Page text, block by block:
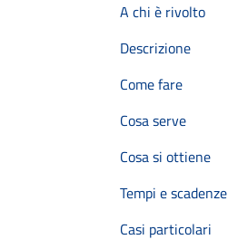
A chi è rivolto
Descrizione
Come fare
Cosa serve
Cosa si ottiene
Tempi e scadenze
Casi particolari